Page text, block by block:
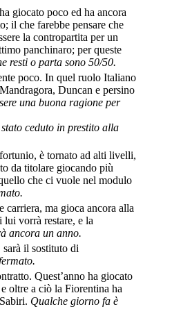
giocato poco ed ha ancora
il che farebbe pensare che
la contropartita per un
panchinaro; per queste
resti o parta sono 50/50.
poco. In quel ruolo Italiano
Duncan e persino
una buona ragione per
ceduto in prestito alla
è tornato ad alti livelli,
da titolare giocando più
che ci vuole nel modulo
carriera, ma gioca ancora alla
lui vorrà restare, e la
ancora un anno.
il sostituto di
Quest’anno ha giocato
oltre a ciò la Fiorentina ha
Qualche giorno fa è